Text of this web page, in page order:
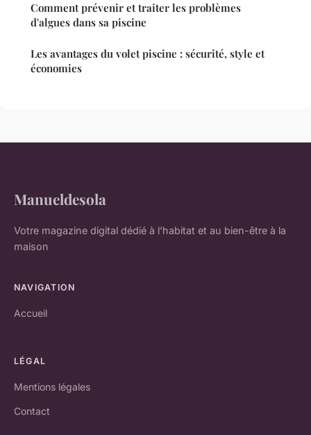
Comment prévenir et traiter les problèmes
d'algues dans sa piscine
Les avantages du volet piscine : sécurité, style et
économies
Manueldesola
Votre magazine digital dédié à l'habitat et au bien-être à la
maison
NAVIGATION
Accueil
LÉGAL
Mentions légales
Contact